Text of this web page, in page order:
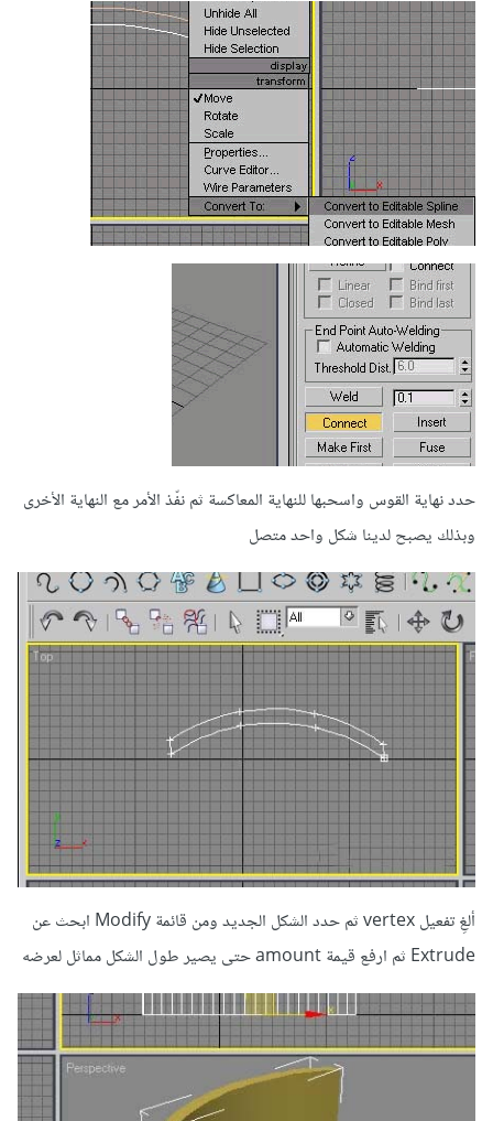
حدد نهاية القوس واسحبها للنهاية المعاكسة ثم نفّذ الأمر مع النهاية الأخرى
وبذلك يصبح لدينا شكل واحد متصل
ألغِ تفعيل vertex ثم حدد الشكل الجديد ومن قائمة Modify ابحث عن
Extrude ثم ارفع قيمة amount حتى يصير طول الشكل مماثل لعرضه